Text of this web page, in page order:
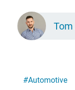
#Automotive